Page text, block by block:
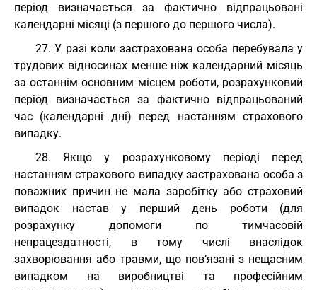
період визначається за фактично відпрацьовані
календарні місяці (з першого до першого числа).
27. У разі коли застрахована особа перебувала у
трудових відносинах менше ніж календарний місяць
за останнім основним місцем роботи, розрахунковий
період визначається за фактично відпрацьований
час (календарні дні) перед настанням страхового
випадку.
28. Якщо у розрахунковому періоді перед
настанням страхового випадку застрахована особа з
поважних причин не мала заробітку або страховий
випадок настав у перший день роботи (для
розрахунку допомоги по тимчасовій
непрацездатності, в тому числі внаслідок
захворювання або травми, що пов’язані з нещасним
випадком на виробництві та професійним